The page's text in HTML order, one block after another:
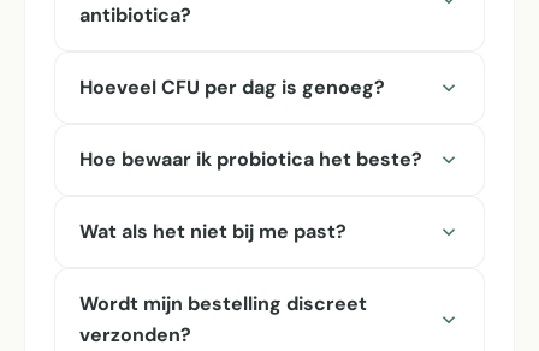
antibiotica?
Hoeveel CFU per dag is genoeg?
Hoe bewaar ik probiotica het beste?
Wat als het niet bij me past?
Wordt mijn bestelling discreet
verzonden?